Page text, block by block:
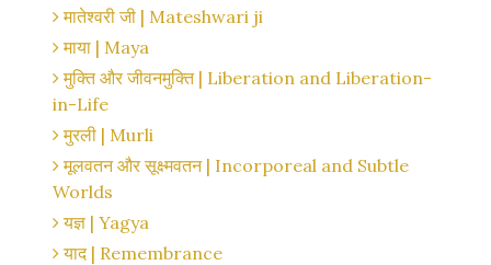
मातेश्वरी जी | Mateshwari ji
माया | Maya
मुक्ति और जीवनमुक्ति | Liberation and Liberation-
in-Life
मुरली | Murli
मूलवतन और सूक्ष्मवतन | Incorporeal and Subtle
Worlds
यज्ञ | Yagya
याद | Remembrance